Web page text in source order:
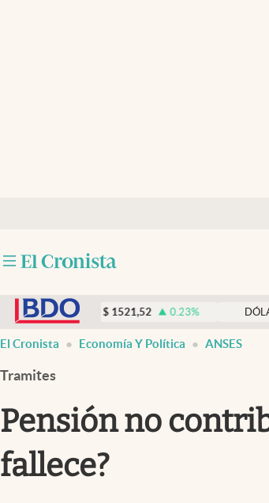
Otras secciones
Clima
Mundial 2026
DÓLAR MEP
$ 1521,52 0.23% DÓLAR
El Cronista Economía Y Política ANSES
Tramites
Pensión no
fallece?